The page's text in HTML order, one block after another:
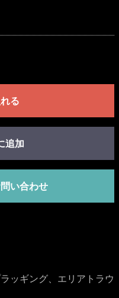
る
追加
い合わせ
ッギング、エリアトラウ